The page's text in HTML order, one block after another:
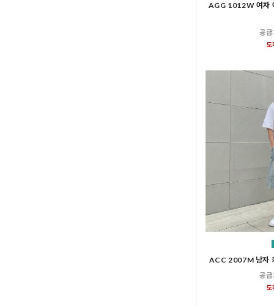
AGG 1012W 여자
공
ACC 2007M 남자
공